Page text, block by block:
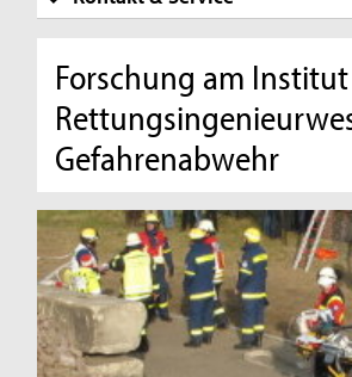
Forschung am
Gefahrenabwehr